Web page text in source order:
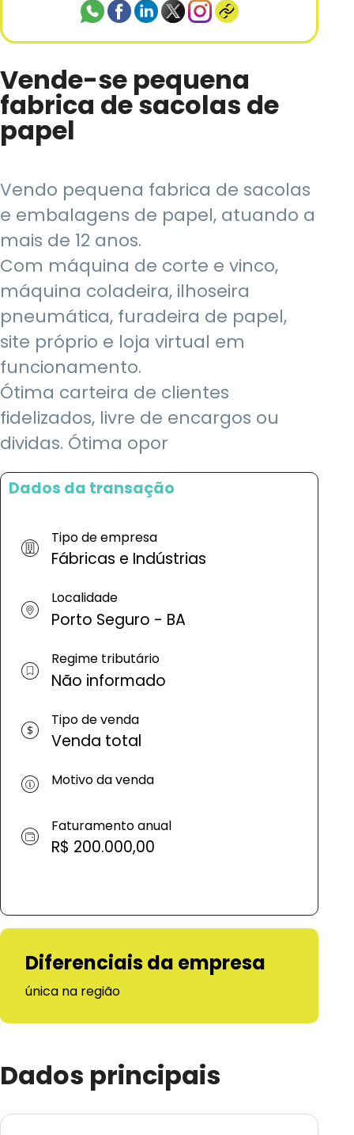
Vende-se pequena
fabrica de sacolas de
papel
Vendo pequena fabrica de sacolas
e embalagens de papel, atuando a
mais de 12 anos.
Com máquina de corte e vinco,
máquina coladeira, ilhoseira
pneumática, furadeira de papel,
site próprio e loja virtual em
funcionamento.
Ótima carteira de clientes
fidelizados, livre de encargos ou
dividas. Ótima opor
Dados da transação
Tipo de empresa
Fábricas e Indústrias
Localidade
Porto Seguro - BA
Regime tributário
Não informado
Tipo de venda
Venda total
Motivo da venda
Faturamento anual
R$ 200.000,00
Diferenciais da empresa
única na região
Dados principais